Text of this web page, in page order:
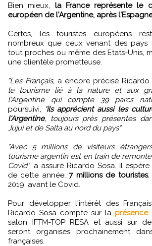
Bien mieux, la France représente le
européen de l'Argentine, après
Certes, les touristes européens
nombreux que ceux venant des pays
tout proches ou même des Etats-Unis,
une clientèle prometteuse.
"Les Français, a encore précisé Ricardo
le tourisme lié à la nature et aux
l'Argentine qui compte 39 parcs
poursuivi,
"ils apprécient aussi les
l'Argentine, toujours près présentes
Jujui et de Salta au nord du pays"
"Avec 5 millions de visiteurs
tourisme argentin est en train de
Covid", a assuré Ricardo Sosa. Il
de cette année,7 millions de touristes,
2019, avant le Covid.
Pour développer l'intérêt des
Ricardo Sosa compte sur la présence
salon IFTM-TOP RESA et aussi sur
seront organisés prochainement
françaises.